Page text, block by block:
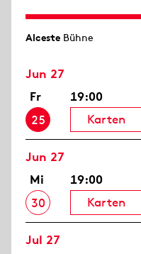
Alceste Bühne
Jun 27
Fr
25
19:00
Karten
Jun 27
Mi
30
19:00
Karten
Jul 27